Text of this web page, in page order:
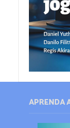
APRENDA